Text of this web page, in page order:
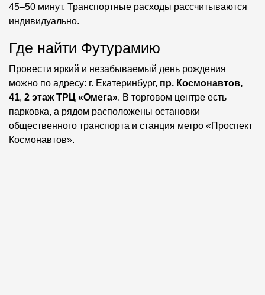
45–50 минут. Транспортные расходы рассчитываются
индивидуально.
Где найти Футурамию
Провести яркий и незабываемый день рождения
можно по адресу: г. Екатеринбург, пр. Космонавтов,
41, 2 этаж ТРЦ «Омега». В торговом центре есть
парковка, а рядом расположены остановки
общественного транспорта и станция метро «Проспект
Космонавтов».